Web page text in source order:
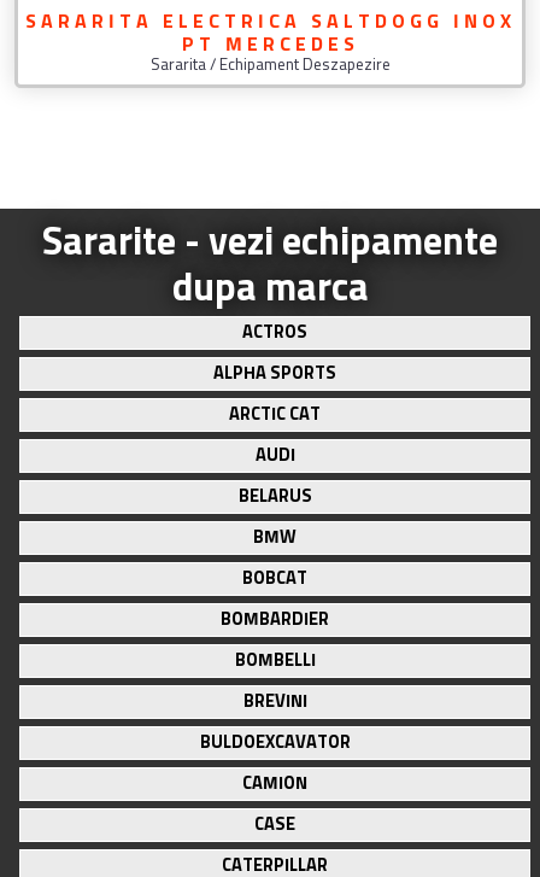
SARARITA ELECTRICA SALTDOGG INOX
PT MERCEDES
Sararita / Echipament Deszapezire
Sararite - vezi echipamente
dupa marca
ACTROS
ALPHA SPORTS
ARCTIC CAT
AUDI
BELARUS
BMW
BOBCAT
BOMBARDIER
BOMBELLI
BREVINI
BULDOEXCAVATOR
CAMION
CASE
CATERPILLAR